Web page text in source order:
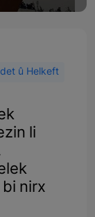
û Helkeft
li
nirx